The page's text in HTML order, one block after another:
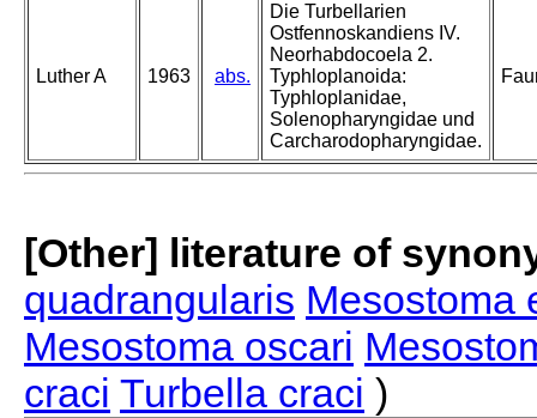
Luther A 1963 abs.
Die Turbellarien
Ostfennoskandiens IV.
Neorhabdocoela 2.
Typhloplanoida:
Typhloplanidae,
Solenopharyngidae und
Carcharodopharyngidae.
[Other] literature of
quadrangularis Mesostoma
Mesostoma oscari
craci Turbella craci )